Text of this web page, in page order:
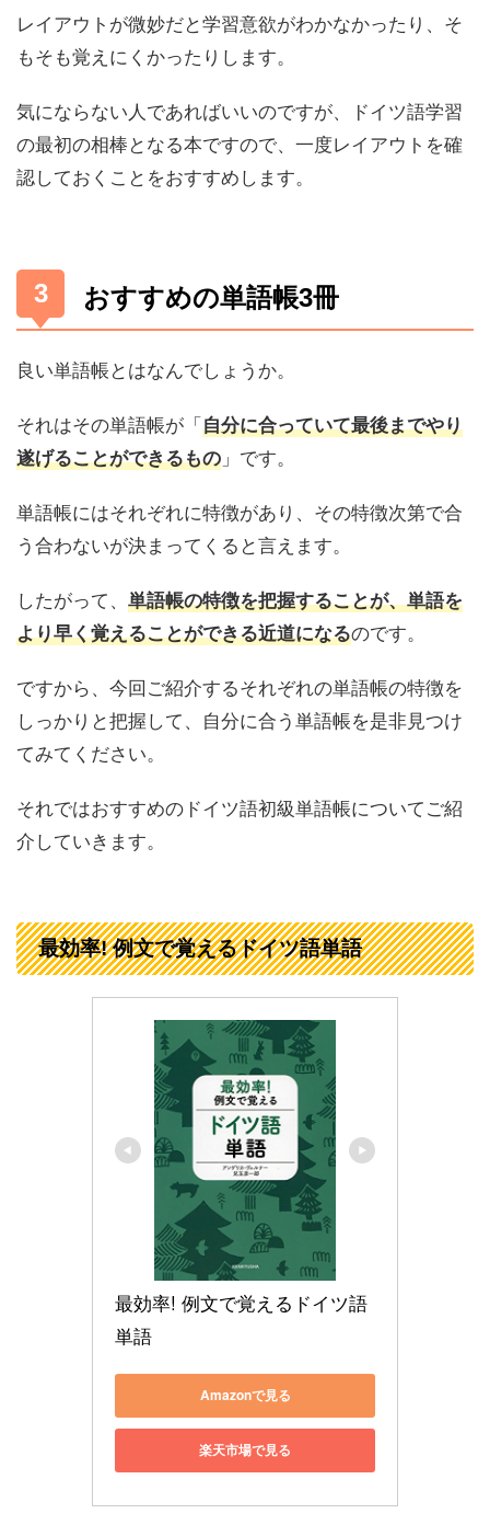
レイアウトが微妙だと学習意欲がわかなかったり、そ
もそも覚えにくかったりします。
気にならない人であればいいのですが、ドイツ語学習
の最初の相棒となる本ですので、一度レイアウトを確
認しておくことをおすすめします。
おすすめの単語帳3冊
良い単語帳とはなんでしょうか。
それはその単語帳が「自分に合っていて最後までやり
遂げることができるもの 」です。
単語帳にはそれぞれに特徴があり、その特徴次第で合
う合わないが決まってくると言えます。
したがって、 単語帳の特徴を把握することが、単語を
より早く覚えることができる近道になるのです。
ですから、今回ご紹介するそれぞれの単語帳の特徴を
しっかりと把握して、自分に合う単語帳を是非見つけ
てみてください。
それではおすすめのドイツ語初級単語帳についてご紹
介していきます。
最効率! 例文で覚えるドイツ語単語
最効率! 例文で覚えるドイツ語
単語
Amazonで見る
楽天市場で見る